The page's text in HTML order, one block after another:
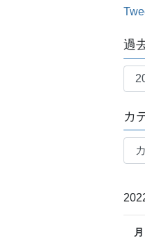
過
過
事
月
カ
テ
リ
月